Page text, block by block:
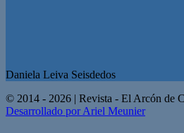
Daniela Leiva Seisdedos
© 2014 - 2026 | Revista - El Arcón de
Desarrollado por Ariel Meunier